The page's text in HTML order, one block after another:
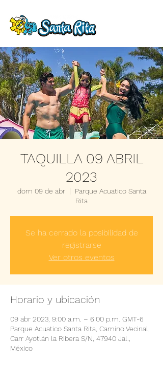
TAQUILLA 09 ABRIL
2023
dom 09 de abr
  |
Parque Acuatico Santa
Rita
Se ha cerrado la posibilidad de
registrarse
Ver otros eventos
Horario y ubicación
09 abr 2023, 9:00 a.m. – 6:00 p.m. GMT-6
Parque Acuatico Santa Rita, Camino Vecinal,
Carr Ayotlán la Ribera S/N, 47940 Jal.,
México